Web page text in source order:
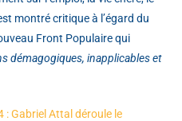
montré critique à l’égard du
Front Populaire qui
démagogiques, inapplicables et
: Gabriel Attal déroule le